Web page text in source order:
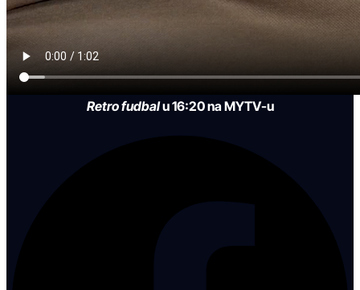
Retro fudbalu 16:20 na MYTV-u